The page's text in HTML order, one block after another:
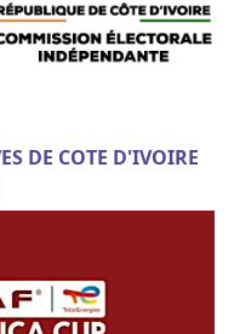
DE COTE D'IVOIRE